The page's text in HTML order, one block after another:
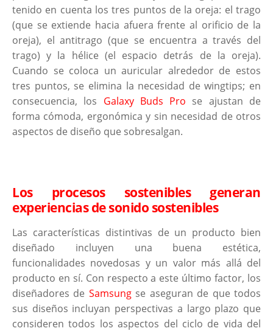
tenido en cuenta los tres puntos de la oreja: el trago
(que se extiende hacia afuera frente al orificio de la
oreja), el antitrago (que se encuentra a través del
trago) y la hélice (el espacio detrás de la oreja).
Cuando se coloca un auricular alrededor de estos
tres puntos, se elimina la necesidad de wingtips; en
consecuencia, los Galaxy Buds Pro se ajustan de
forma cómoda, ergonómica y sin necesidad de otros
aspectos de diseño que sobresalgan.
Los procesos sostenibles generan
experiencias de sonido sostenibles
Las características distintivas de un producto bien
diseñado incluyen una buena estética,
funcionalidades novedosas y un valor más allá del
producto en sí. Con respecto a este último factor, los
diseñadores de Samsungse aseguran de que todos
sus diseños incluyan perspectivas a largo plazo que
consideren todos los aspectos del ciclo de vida del